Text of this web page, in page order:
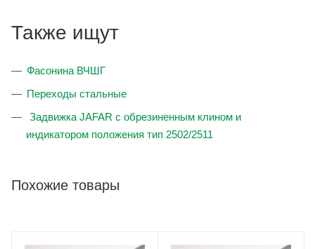
Также ищут
Фасонина ВЧШГ
Переходы стальные
Задвижка JAFAR с обрезиненным клином и
индикатором положения тип 2502/2511
Похожие товары